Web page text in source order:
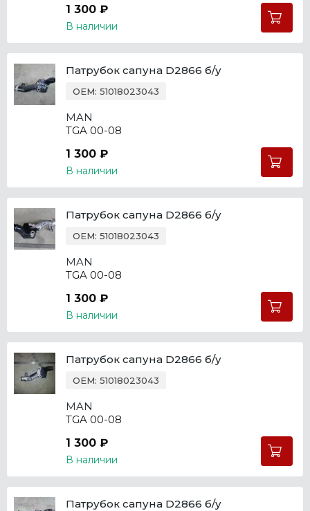
1 300 ₽
В наличии
Патрубок сапуна D2866 б/у
OEM: 51018023043
MAN
TGA 00-08
1 300 ₽
В наличии
Патрубок сапуна D2866 б/у
OEM: 51018023043
MAN
TGA 00-08
1 300 ₽
В наличии
Патрубок сапуна D2866 б/у
OEM: 51018023043
MAN
TGA 00-08
1 300 ₽
В наличии
Патрубок сапуна D2866 б/у